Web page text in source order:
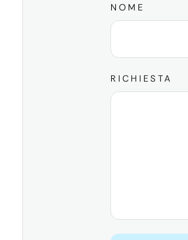
NOME
RICHIESTA